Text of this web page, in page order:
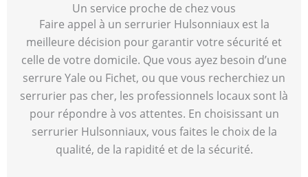
Un service proche de chez vous
Faire appel à un serrurier Hulsonniaux est la
meilleure décision pour garantir votre sécurité et
celle de votre domicile. Que vous ayez besoin d’une
serrure Yale ou Fichet, ou que vous recherchiez un
serrurier pas cher, les professionnels locaux sont là
pour répondre à vos attentes. En choisissant un
serrurier Hulsonniaux, vous faites le choix de la
qualité, de la rapidité et de la sécurité.